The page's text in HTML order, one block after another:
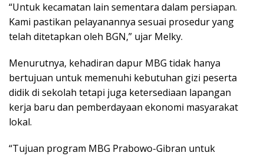
“Untuk kecamatan lain sementara dalam persiapan.
Kami pastikan pelayanannya sesuai prosedur yang
telah ditetapkan oleh BGN,” ujar Melky.
Menurutnya, kehadiran dapur MBG tidak hanya
bertujuan untuk memenuhi kebutuhan gizi peserta
didik di sekolah tetapi juga ketersediaan lapangan
kerja baru dan pemberdayaan ekonomi masyarakat
lokal.
“Tujuan program MBG Prabowo-Gibran untuk